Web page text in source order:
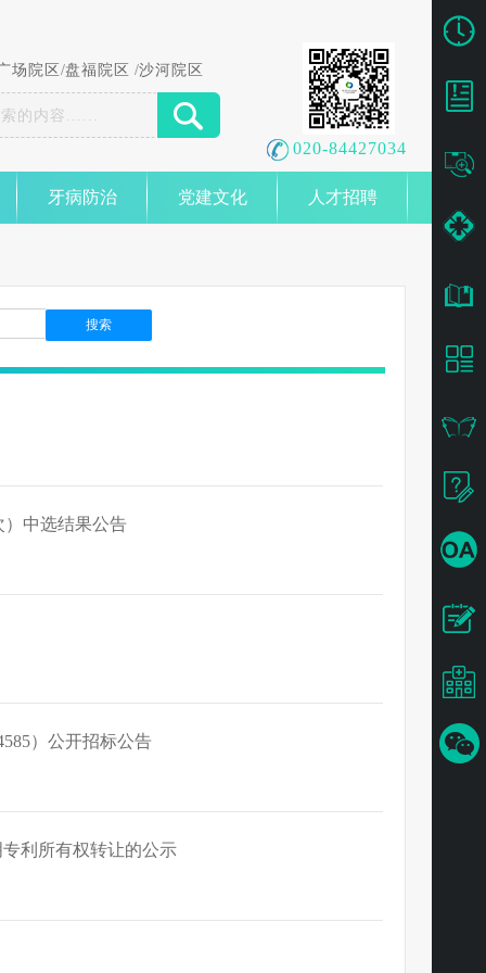
场院区 /盘福院区 /沙河院区
020-84427034
牙病防治 党建文化 人才招聘
）中选结果公告
）公开招标公告
利所有权转让的公示